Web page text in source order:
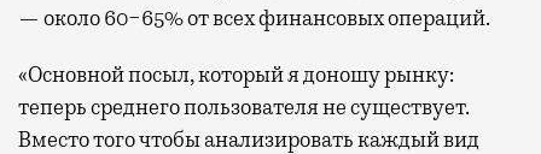
— около 60−65% от всех финансовых операций.
«Основной посыл, который я доношу рынку:
теперь среднего пользователя не существует.
Вместо того чтобы анализировать каждый вид